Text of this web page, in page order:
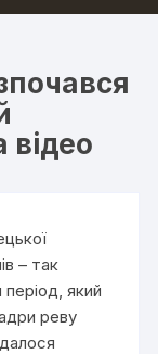
відео
– так
який
реву